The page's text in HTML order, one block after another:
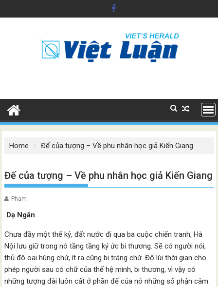
to
Home Đế của tượng – Về phu nhân học giả Kiến Giang
Đế của tượng – Về phu nhân học giả Kiến Giang
Pham
Dạ Ngân
Chưa đầy một thế kỷ, đất nước đi qua ba cuộc chiến tranh, Hà
Nội lưu giữ trong nó tầng tầng ký ức bi thương. Sẽ có người nói,
thủ đô oai hùng chứ, ít ra cũng bi tráng chứ. Độ lùi thời gian cho
phép người sau có chữ của thế hệ mình, bi thương, vì vậy có
những tượng đài luôn cất ở phần đế của nó những số phận câm.